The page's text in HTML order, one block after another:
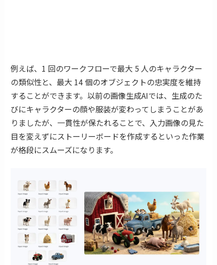
例えば、1 回のワークフローで最大 5 人のキャラクター
の類似性と、最大 14 個のオブジェクトの忠実度を維持
することができます。以前の画像生成AIでは、生成のた
びにキャラクターの顔や服装が変わってしまうことがあ
りましたが、一貫性が保たれることで、入力画像の見た
目を変えずにストーリーボードを作成するといった作業
が格段にスムーズになります。